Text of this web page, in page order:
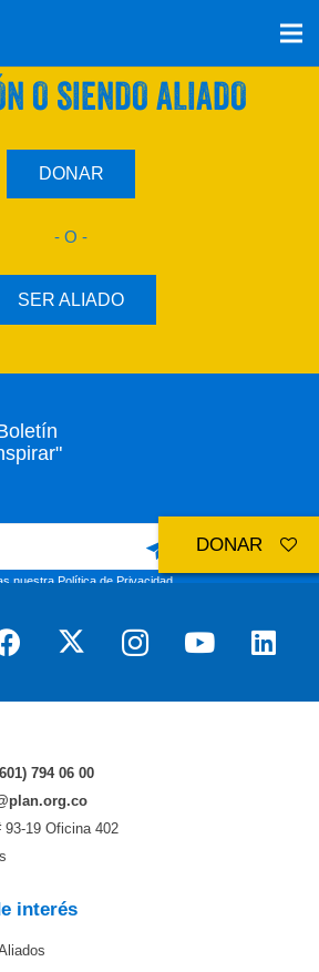
PLAN CON UNA
O SIENDO ALIADO
DONAR
- O -
SER ALIADO
nuestraPolítica de Privacidad
794 06 00
93-19 Oficina 402
interés
DONAR